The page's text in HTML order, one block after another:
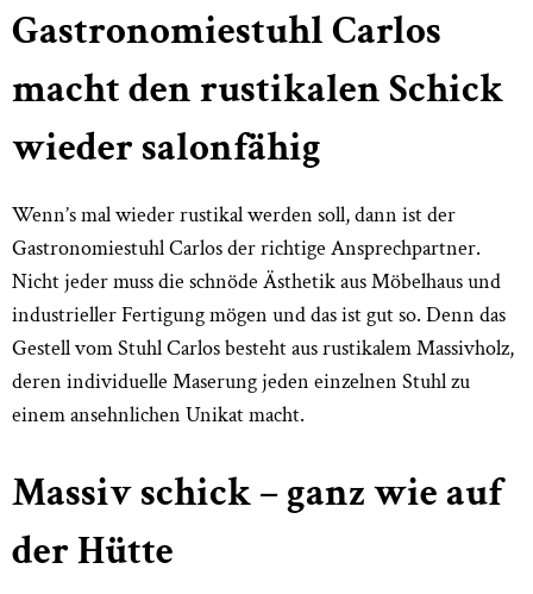
Gastronomiestuhl Carlos
macht den rustikalen Schick
wieder salonfähig
Wenn’s mal wieder rustikal werden soll, dann ist der
Gastronomiestuhl Carlos der richtige Ansprechpartner.
Nicht jeder muss die schnöde Ästhetik aus Möbelhaus und
industrieller Fertigung mögen und das ist gut so. Denn das
Gestell vom Stuhl Carlos besteht aus rustikalem Massivholz,
deren individuelle Maserung jeden einzelnen Stuhl zu
einem ansehnlichen Unikat macht.
Massiv schick – ganz wie auf
der Hütte